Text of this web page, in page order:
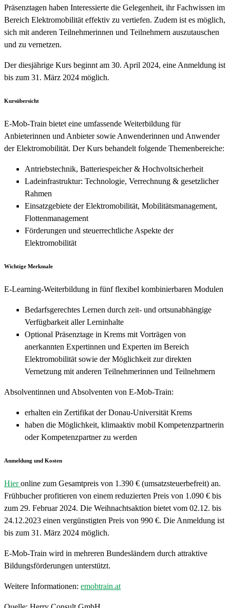
Präsenztagen haben Interessierte die Gelegenheit, ihr Fachwissen im
Bereich Elektromobilität effektiv zu vertiefen. Zudem ist es möglich,
sich mit anderen Teilnehmerinnen und Teilnehmern auszutauschen
und zu vernetzen.
Der diesjährige Kurs beginnt am 30. April 2024, eine Anmeldung ist
bis zum 31. März 2024 möglich.
Kursübersicht
E-Mob-Train bietet eine umfassende Weiterbildung für
Anbieterinnen und Anbieter sowie Anwenderinnen und Anwender
der Elektromobilität. Der Kurs behandelt folgende Themenbereiche:
Antriebstechnik, Batteriespeicher & Hochvoltsicherheit
Ladeinfrastruktur: Technologie, Verrechnung & gesetzlicher
Rahmen
Einsatzgebiete der Elektromobilität, Mobilitätsmanagement,
Flottenmanagement
Förderungen und steuerrechtliche Aspekte der
Elektromobilität
Wichtige Merkmale
E-Learning-Weiterbildung in fünf flexibel kombinierbaren Modulen
Bedarfsgerechtes Lernen durch zeit- und ortsunabhängige
Verfügbarkeit aller Lerninhalte
Optional Präsenztage in Krems mit Vorträgen von
anerkannten Expertinnen und Experten im Bereich
Elektromobilität sowie der Möglichkeit zur direkten
Vernetzung mit anderen Teilnehmerinnen und Teilnehmern
Absolventinnen und Absolventen von E-Mob-Train:
erhalten ein Zertifikat der Donau-Universität Krems
haben die Möglichkeit, klimaaktiv mobil Kompetenzpartnerin
oder Kompetenzpartner zu werden
Anmeldung und Kosten
Hieronline zum Gesamtpreis von 1.390 € (umsatzsteuerbefreit) an.
Frühbucher profitieren von einem reduzierten Preis von 1.090 € bis
zum 29. Februar 2024. Die Weihnachtsaktion bietet vom 02.12. bis
24.12.2023 einen vergünstigten Preis von 990 €. Die Anmeldung ist
bis zum 31. März 2024 möglich.
E-Mob-Train wird in mehreren Bundesländern durch attraktive
Bildungsförderungen unterstützt.
Weitere Informationen: emobtrain.at